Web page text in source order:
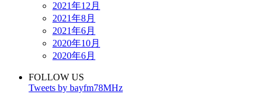
2021年12月
2021年8月
2021年6月
2020年10月
2020年6月
FOLLOW US
Tweets by bayfm78MHz